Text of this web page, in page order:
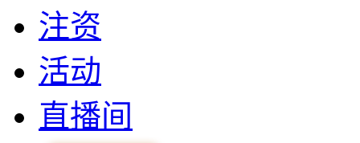
注资
活动
直播间